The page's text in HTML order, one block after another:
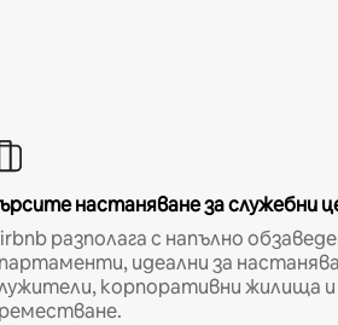
настаняване за служебни
разполага с напълно
идеални за
корпоративни жилища и